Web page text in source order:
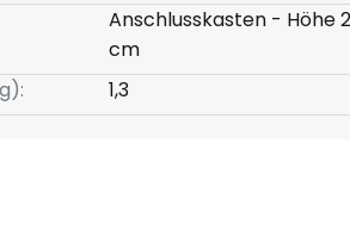
Anschlusskasten - Höhe
cm
1,3